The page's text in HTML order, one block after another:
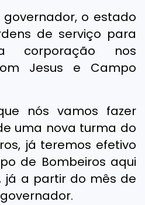
o estado
de serviço para
corporação nos
Jesus e Campo
nós vamos fazer
uma nova turma do
já teremos efetivo
de Bombeiros aqui
já a partir do mês de